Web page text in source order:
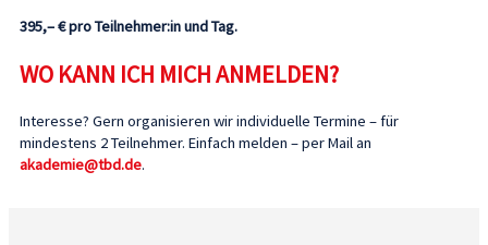
395,– € pro Teilnehmer:in und Tag.
WO KANN ICH MICH ANMELDEN?
Interesse? Gern organisieren wir individuelle Termine – für
mindestens 2 Teilnehmer. Einfach melden – per Mail an
akademie@tbd.de.